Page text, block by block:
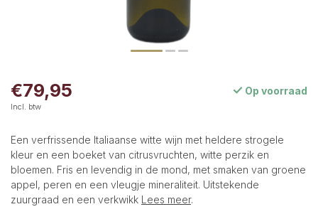
€79,95
Incl. btw
Op voorraad
Een verfrissende Italiaanse witte wijn met heldere strogele
kleur en een boeket van citrusvruchten, witte perzik en
bloemen. Fris en levendig in de mond, met smaken van groene
appel, peren en een vleugje mineraliteit. Uitstekende
zuurgraad en een verkwikk Lees meer.